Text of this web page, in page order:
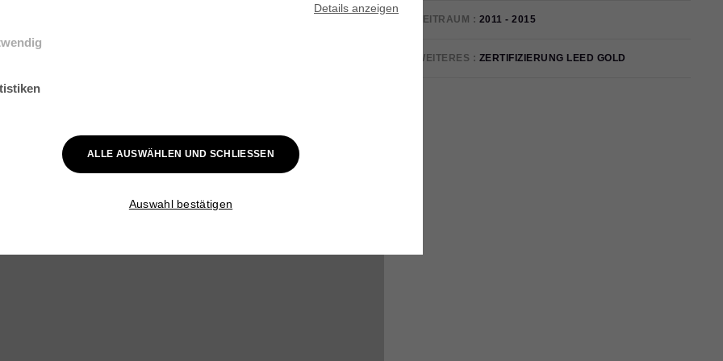
ZEITRAUM 2011 - 2015
WEITERES ZERTIFIZIERUNG LEED GOLD
Details anzeigen
ist gewährleistet, dass die Webseite einwandfrei funktioniert.
interagieren, indem Informationen anonym gesammelt und gemeldet
Auswahl bestätigen
ALLE AUSWÄHLEN UND SCHLIESSEN